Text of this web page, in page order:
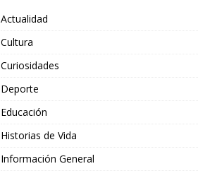
Actualidad
Cultura
Curiosidades
Deporte
Educación
Historias de Vida
Información General